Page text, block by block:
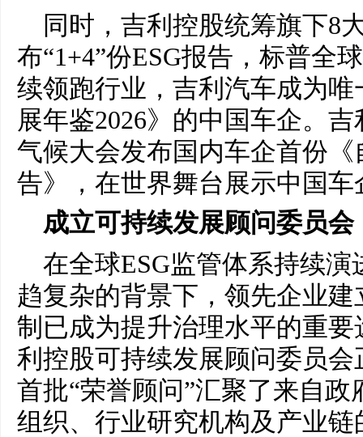
同时，吉利控股统筹旗下8
布“1+4”份ESG报告，标普全
续领跑行业，吉利汽车成为
展年鉴2026》的中国车企。
气候大会发布国内车企首份
告》，在世界舞台展示中国
成立可持续发展顾问委员
在全球ESG监管体系持续
趋复杂的背景下，领先企业
制已成为提升治理水平的重
利控股可持续发展顾问委员
首批“荣誉顾问”汇聚了来自
组织、行业研究机构及产业